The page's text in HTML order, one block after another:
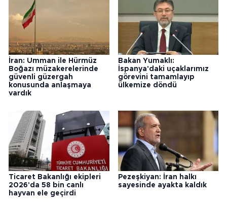
İran: Umman ile Hürmüz
Boğazı müzakerelerinde
güvenli güzergah
konusunda anlaşmaya
vardık
Bakan Yumaklı:
İspanya'daki uçaklarımız
görevini tamamlayıp
ülkemize döndü
Ticaret Bakanlığı ekipleri
2026'da 58 bin canlı
hayvan ele geçirdi
Pezeşkiyan: İran halkı
sayesinde ayakta kaldık